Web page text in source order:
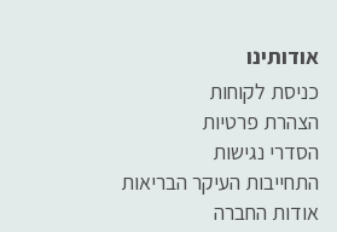
אודותינו
כניסת לקוחות
הצהרת פרטיות
הסדרי נגישות
התחייבות העיקר הבריאות
אודות החברה